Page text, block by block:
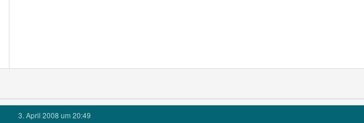
3. April 2008 um 20:49